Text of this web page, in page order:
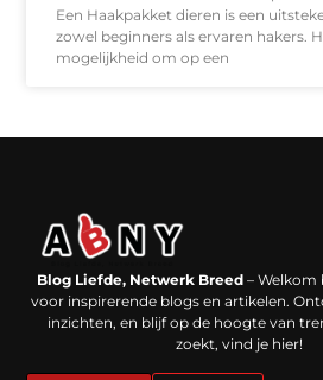
Een Haakpakket dieren is een
zowel beginners als ervaren hakers.
mogelijkheid om op een
Blog Liefde, Netwerk Breed – Welkom
voor inspirerende blogs en artikelen.
inzichten, en blijf op de hoogte van
zoekt, vind je hier!